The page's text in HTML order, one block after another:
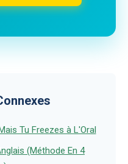
Tu Freezes à L'Oral
(Méthode En 4